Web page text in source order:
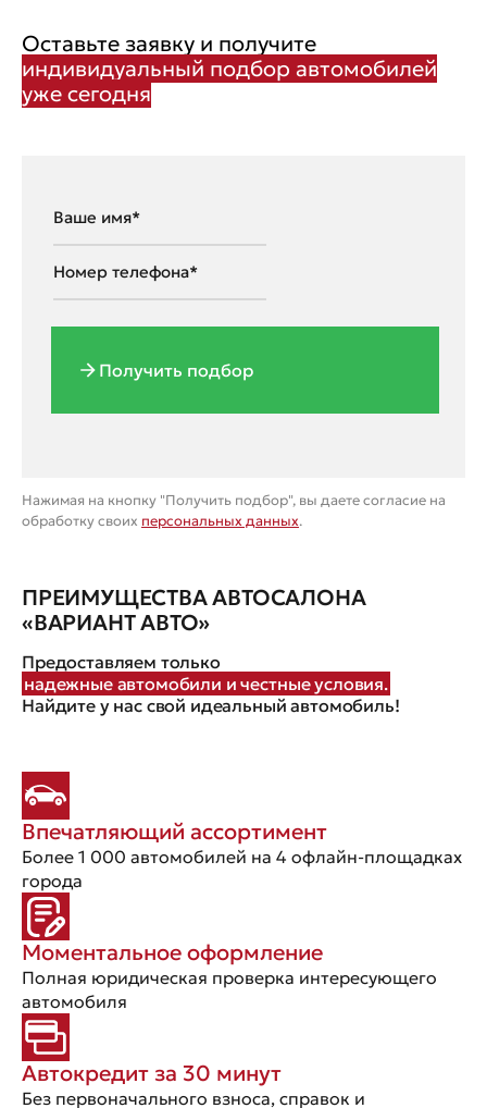
Оставьте заявку и получите
индивидуальный подбор автомобилей
уже сегодня
Получить подбор
Нажимая на кнопку "Получить подбор", вы даете согласие на
обработку своих персональных данных.
ПРЕИМУЩЕСТВА АВТОСАЛОНА
«ВАРИАНТ АВТО»
Предоставляем только
надежные автомобили и честные условия.
Найдите у нас свой идеальный автомобиль!
Впечатляющий ассортимент
Более 1 000 автомобилей на 4 офлайн-площадках
города
Моментальное оформление
Полная юридическая проверка интересующего
автомобиля
Автокредит за 30 минут
Без первоначального взноса, справок и